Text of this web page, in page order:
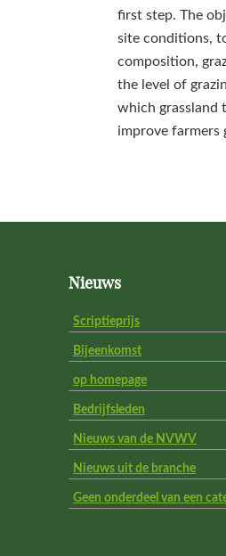
first step. The
site conditions,
composition,
the level of
which grassland
improve farmers
Nieuws
Scriptieprijs
Bijeenkomst
op homepage
Bedrijfsleden
Nieuws van de NVWV
Nieuws uit de branche
Geen onderdeel van een